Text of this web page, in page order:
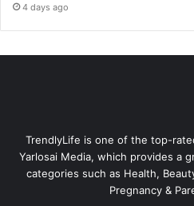
4 days ago
TrendlyLife is one of the top-
Yarlosai Media, which provides a
categories such as Health,
Pregnancy &